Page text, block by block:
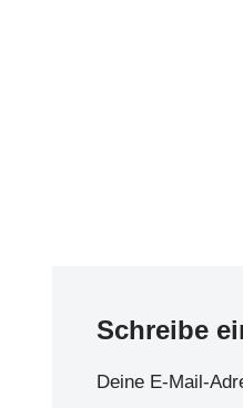
Schreibe
Deine E-Mail-